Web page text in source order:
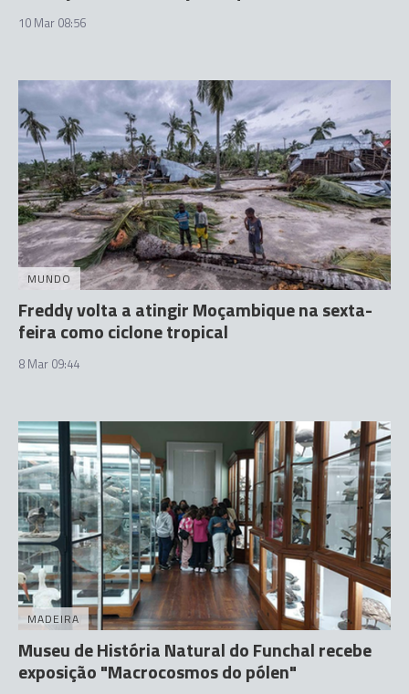
10 Mar 08:56
MUNDO
Freddy volta a atingir Moçambique na sexta-
feira como ciclone tropical
8 Mar 09:44
MADEIRA
Museu de História Natural do Funchal recebe
exposição "Macrocosmos do pólen"